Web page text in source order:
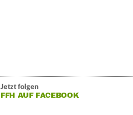
Jetzt folgen
FFH AUF FACEBOOK